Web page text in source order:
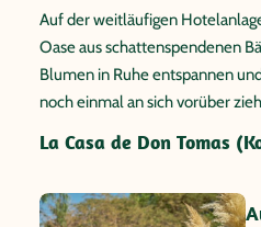
Auf der weitläufigen
Oase aus schattenspendenen
Blumen in Ruhe entspannen
noch einmal an sich vorüber
La Casa de Don Tomas